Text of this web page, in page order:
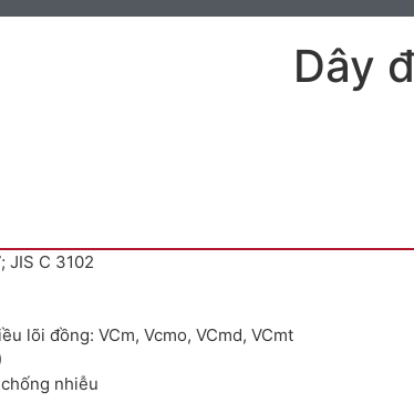
Dây
JIS C 3102
lõi đồng: VCm, Vcmo, VCmd, VCmt
nhiễu